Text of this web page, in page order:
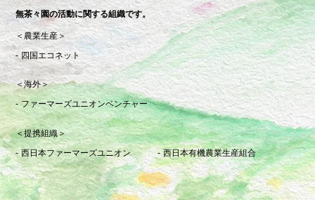
無茶々園の活動に関する組織です。
＜農業生産＞
四国エコネット
＜海外＞
ファーマーズユニオンベンチャー
＜提携組織＞
西日本ファーマーズユニオン
西日本有機農業生産組合